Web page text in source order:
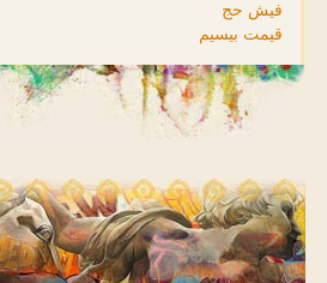
فیش حج
قیمت بیسیم